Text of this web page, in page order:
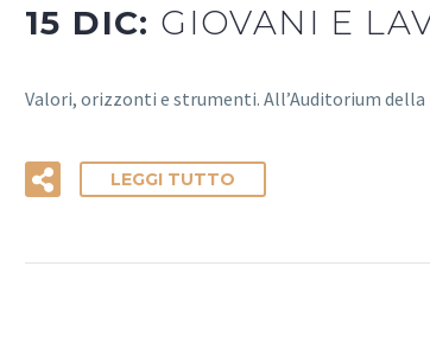
15 DIC: GIOVANI E
Valori, orizzonti e strumenti. All’Auditorium
LEGGI TUTTO